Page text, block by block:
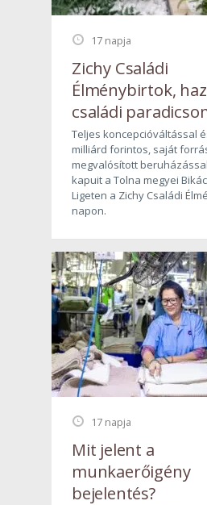
17 napja
Zichy Családi
Élménybirtok,
családi
Teljes koncepcióváltással
milliárd forintos, saját
megvalósított
kapuit a Tolna megyei
Ligeten a Zichy Családi
napon.
17 napja
Mit jelent a
munkaerőigény
bejelentés?